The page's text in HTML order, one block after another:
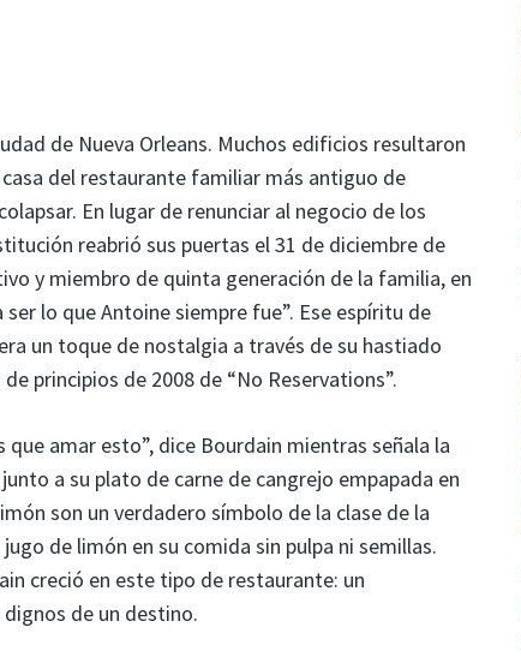
de Nueva Orleans. Muchos edificios resultaron
del restaurante familiar más antiguo de
En lugar de renunciar al negocio de los
reabrió sus puertas el 31 de diciembre de
y miembro de quinta generación de la familia, en
lo que Antoine siempre fue”. Ese espíritu de
un toque de nostalgia a través de su hastiado
principios de 2008 de “No Reservations”.
amar esto”, dice Bourdain mientras señala la
a su plato de carne de cangrejo empapada en
son un verdadero símbolo de la clase de la
de limón en su comida sin pulpa ni semillas.
creció en este tipo de restaurante: un
de un destino.